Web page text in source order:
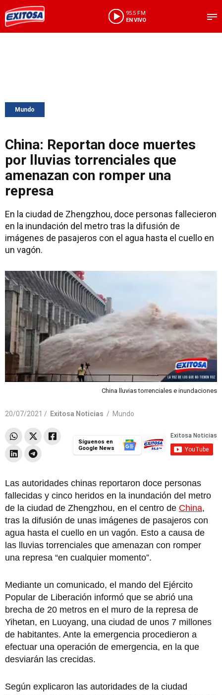
95.5 FM
EN VIVO
Mundo
China: Reportan doce muertes
por lluvias torrenciales que
amenazan con romper una
represa
En la ciudad de Zhengzhou, doce personas fallecieron
en la inundación del metro tras la difusión de
imágenes de pasajeros con el agua hasta el cuello en
un vagón.
China lluvias torrenciales e inundaciones
20/07/2021 / Exitosa Noticias / Mundo
Síguenos en
Google News
Las autoridades chinas reportaron doce personas
fallecidas y cinco heridos en la inundación del metro
de la ciudad de Zhengzhou, en el centro de China,
tras la difusión de unas imágenes de pasajeros con
agua hasta el cuello en un vagón. Esto a causa de
las lluvias torrenciales que amenazan con romper
una represa “en cualquier momento”.
Mediante un comunicado, el mando del Ejército
Popular de Liberación informó que se abrió una
brecha de 20 metros en el muro de la represa de
Yihetan, en Luoyang, una ciudad de unos 7 millones
de habitantes. Ante la emergencia procedieron a
efectuar una operación de emergencia, en la que
desviarán las crecidas.
Según explicaron las autoridades de la ciudad